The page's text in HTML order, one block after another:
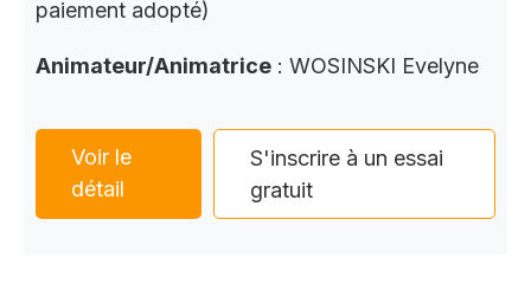
paiement adopté)
Animateur/Animatrice : WOSINSKI Evelyne
Voir le
détail
S'inscrire à un essai
gratuit